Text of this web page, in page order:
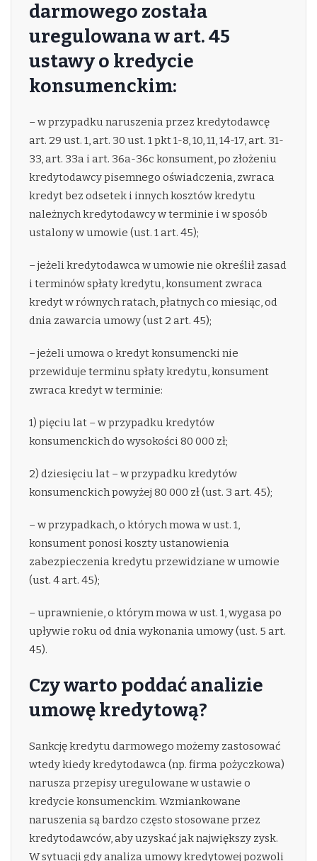
darmowego została
uregulowana w art. 45
ustawy o kredycie
konsumenckim:
– w przypadku naruszenia przez kredytodawcę
art. 29 ust. 1, art. 30 ust. 1 pkt 1-8, 10, 11, 14-17, art. 31-
33, art. 33a i art. 36a-36c konsument, po złożeniu
kredytodawcy pisemnego oświadczenia, zwraca
kredyt bez odsetek i innych kosztów kredytu
należnych kredytodawcy w terminie i w sposób
ustalony w umowie (ust. 1 art. 45);
– jeżeli kredytodawca w umowie nie określił zasad
i terminów spłaty kredytu, konsument zwraca
kredyt w równych ratach, płatnych co miesiąc, od
dnia zawarcia umowy (ust 2 art. 45);
– jeżeli umowa o kredyt konsumencki nie
przewiduje terminu spłaty kredytu, konsument
zwraca kredyt w terminie:
1) pięciu lat – w przypadku kredytów
konsumenckich do wysokości 80 000 zł;
2) dziesięciu lat – w przypadku kredytów
konsumenckich powyżej 80 000 zł (ust. 3 art. 45);
– w przypadkach, o których mowa w ust. 1,
konsument ponosi koszty ustanowienia
zabezpieczenia kredytu przewidziane w umowie
(ust. 4 art. 45);
– uprawnienie, o którym mowa w ust. 1, wygasa po
upływie roku od dnia wykonania umowy (ust. 5 art.
45).
Czy warto poddać analizie
umowę kredytową?
Sankcję kredytu darmowego możemy zastosować
wtedy kiedy kredytodawca (np. firma pożyczkowa)
narusza przepisy uregulowane w ustawie o
kredycie konsumenckim. Wzmiankowane
naruszenia są bardzo często stosowane przez
kredytodawców, aby uzyskać jak największy zysk.
W sytuacji gdy analiza umowy kredytowej pozwoli